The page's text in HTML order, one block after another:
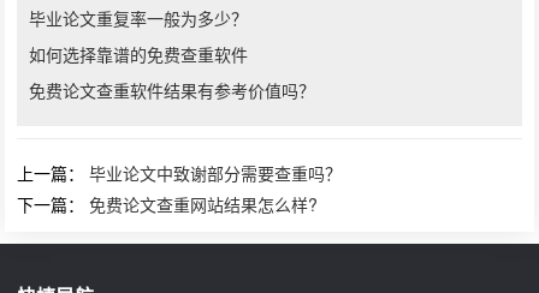
毕业论文重复率一般为多少？
如何选择靠谱的免费查重软件
免费论文查重软件结果有参考价值吗？
上一篇：毕业论文中致谢部分需要查重吗？
下一篇：免费论文查重网站结果怎么样?